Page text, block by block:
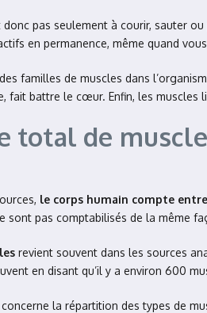
donc pas seulement à courir, sauter
en permanence, même quand
familles de muscles dans
fait battre le cœur. Enfin, les
total de
le corps humain compte
sont pas comptabilisés de la même
revient souvent dans les sources
en disant qu’il y a environ 600
la répartition des types de